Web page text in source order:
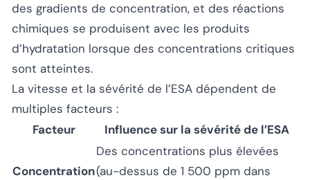
des gradients de concentration, et des réactions
chimiques se produisent avec les produits
d’hydratation lorsque des concentrations critiques
sont atteintes.
La vitesse et la sévérité de l’ESA dépendent de
multiples facteurs :
Facteur
Influence sur la sévérité de l’ESA
Concentration
Des concentrations plus élevées
(au-dessus de 1 500 ppm dans